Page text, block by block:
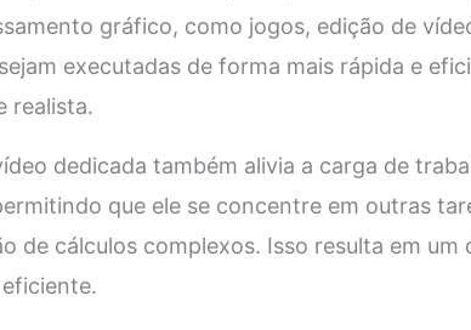
gráfico, como jogos, edição de
executadas de forma mais rápida e
realista.
dedicada também alivia a carga de
que ele se concentre em outras
de cálculos complexos. Isso resulta em um